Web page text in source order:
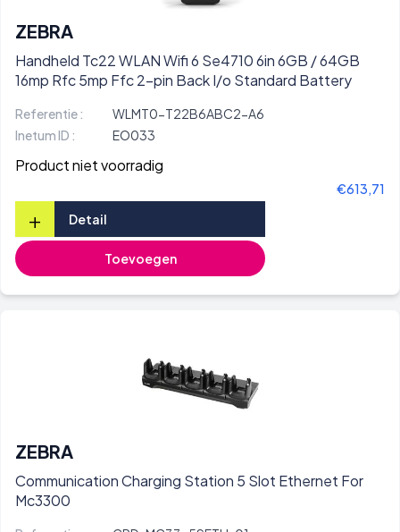
ZEBRA
Handheld Tc22 WLAN Wifi 6 Se4710 6in 6GB / 64GB
16mp Rfc 5mp Ffc 2-pin Back I/o Standard Battery
Referentie :
WLMT0-T22B6ABC2-A6
Inetum ID :
EO033
Product niet voorradig
€613,71
+ Detail
Toevoegen
ZEBRA
Communication Charging Station 5 Slot Ethernet For
Mc3300